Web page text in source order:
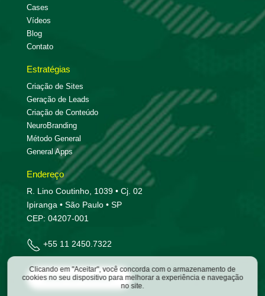
Clicando em "Aceitar", você concorda com o armazenamento de
cookies no seu dispositivo para melhorar a experiência e navegação
no site.
Cases
Vídeos
Blog
Contato
Estratégias
Criação de Sites
Geração de Leads
Criação de Conteúdo
NeuroBranding
Método General
General Apps
Endereço
R. Lino Coutinho, 1039 • Cj. 02
Ipiranga • São Paulo • SP
CEP: 04207-001
+55 11 2450.7322
Entre em contato